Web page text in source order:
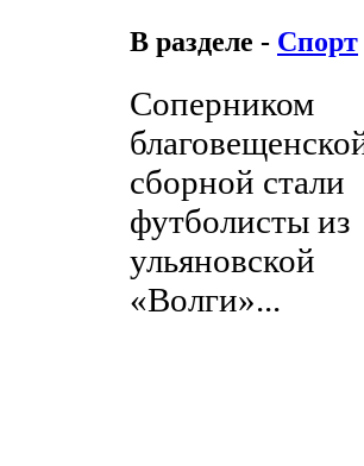
В разделе - Спорт
Соперником
сборной стали
футболисты из
ульяновской
«Волги»...